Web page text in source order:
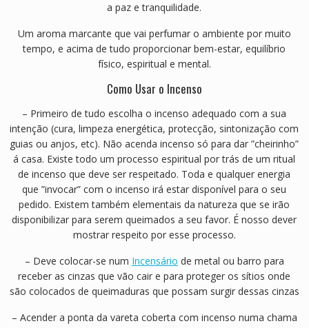
a paz e tranquilidade.
Um aroma marcante que vai perfumar o ambiente por muito
tempo, e acima de tudo proporcionar bem-estar, equilíbrio
físico, espiritual e mental.
Como Usar o Incenso
– Primeiro de tudo escolha o incenso adequado com a sua
intenção (cura, limpeza energética, protecção, sintonização com
guias ou anjos, etc). Não acenda incenso só para dar ”cheirinho”
á casa. Existe todo um processo espiritual por trás de um ritual
de incenso que deve ser respeitado. Toda e qualquer energia
que ”invocar” com o incenso irá estar disponível para o seu
pedido. Existem também elementais da natureza que se irão
disponibilizar para serem queimados a seu favor. É nosso dever
mostrar respeito por esse processo.
– Deve colocar-se num Incensário de metal ou barro para
receber as cinzas que vão cair e para proteger os sítios onde
são colocados de queimaduras que possam surgir dessas cinzas
– Acender a ponta da vareta coberta com incenso numa chama